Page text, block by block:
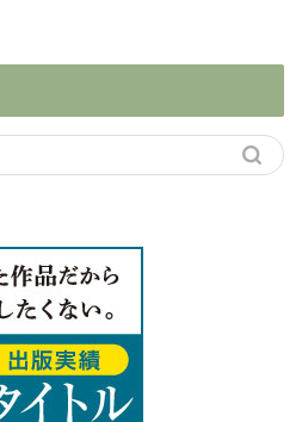
自費出版(自主出版)
自費出版社の比較